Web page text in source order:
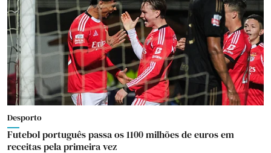
Desporto
Futebol português passa os 1100 milhões de euros em
receitas pela primeira vez